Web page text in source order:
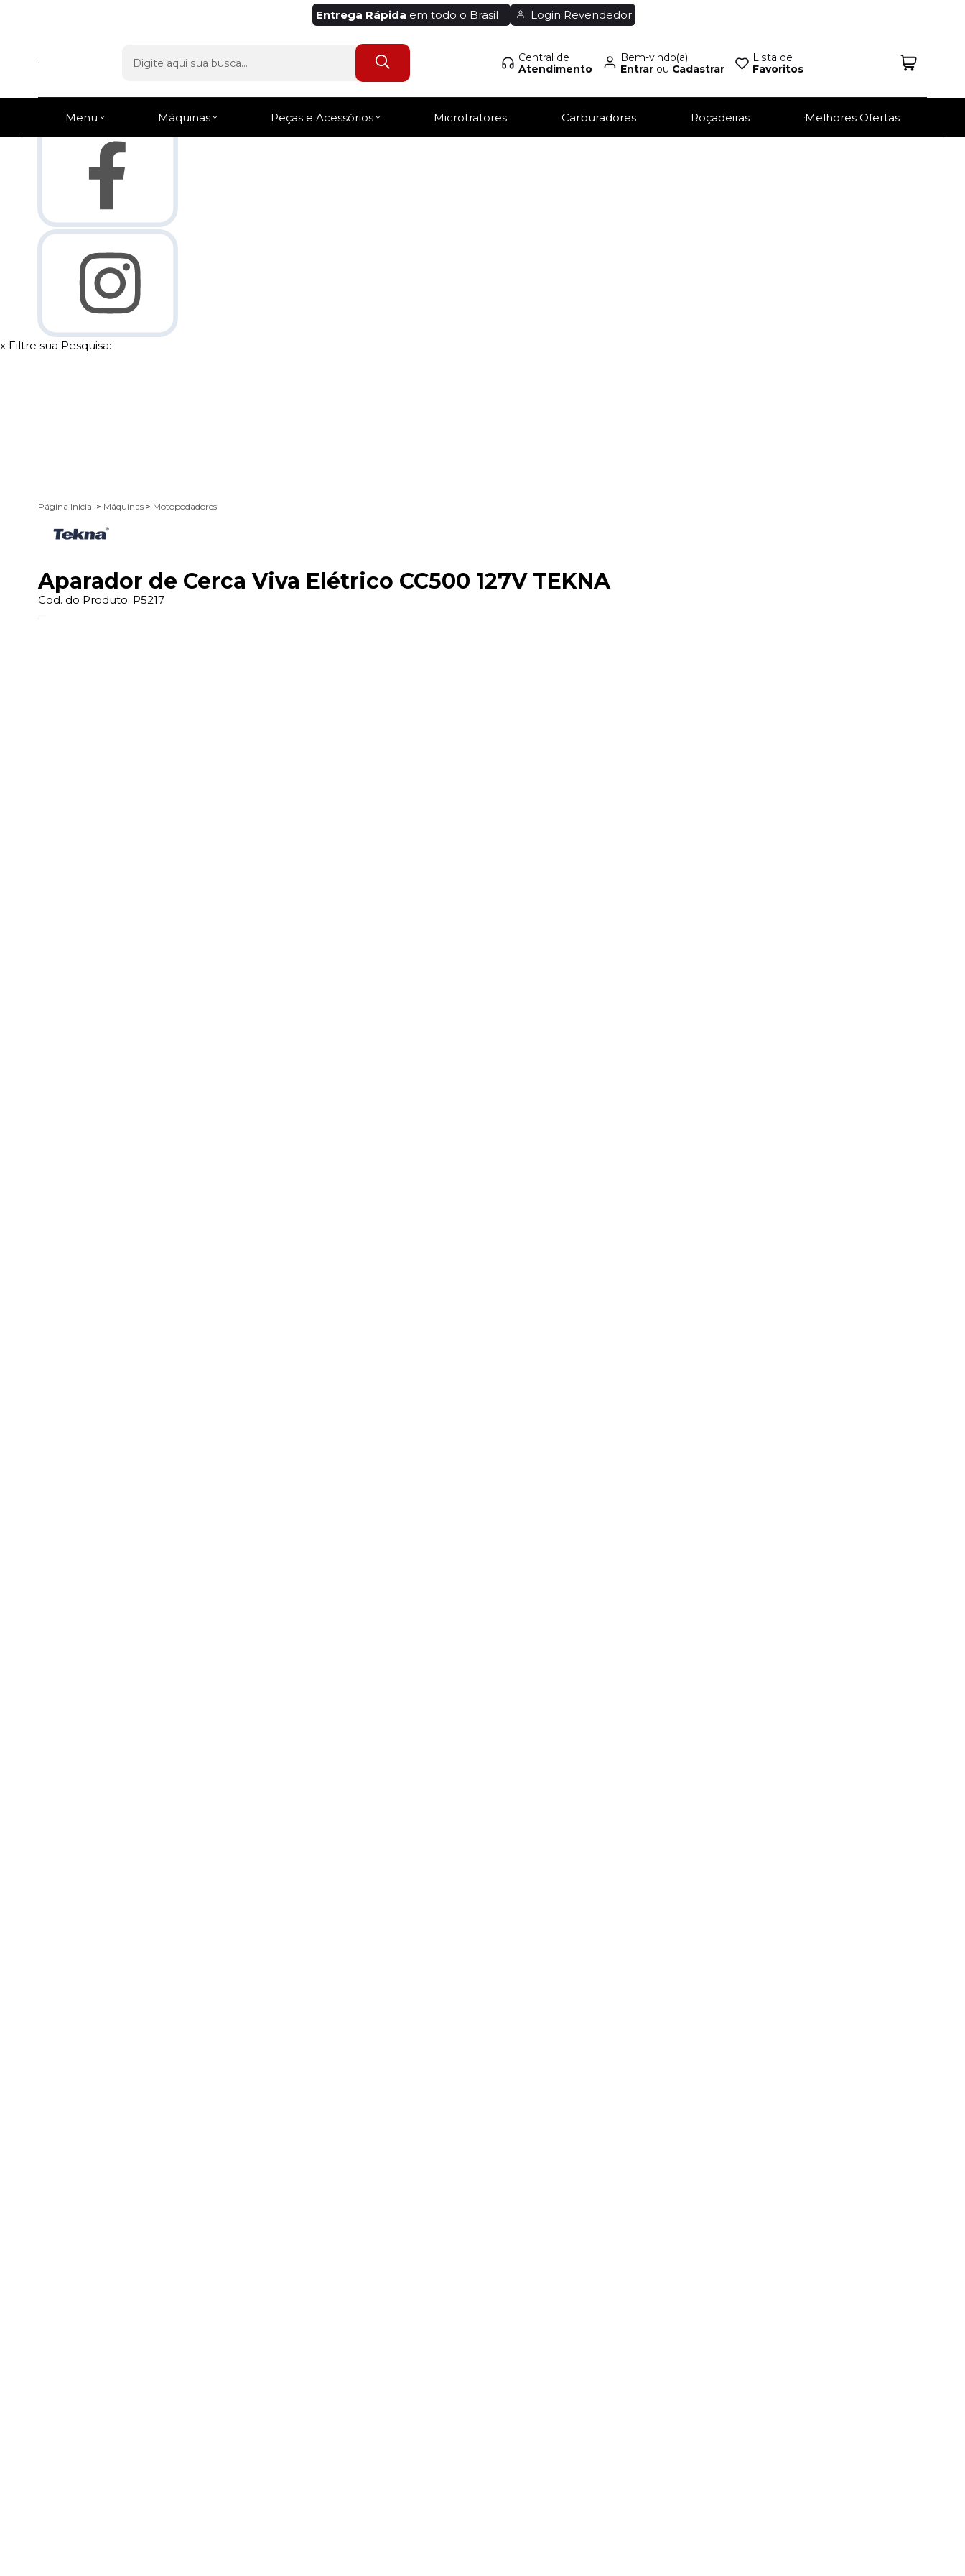
Fale Conosco
Favoritos
x Filtre sua Pesquisa:
Entrega Rápida em todo o Brasil Login Revendedor
Central de
Atendimento
Bem-vindo(a)
Entrarou Cadastrar
Lista de
Favoritos
Menu Máquinas Peças e Acessórios Microtratores Carburadores Roçadeiras Melhores Ofertas
Página Inicial > Máquinas > Motopodadores
Aparador de Cerca Viva Elétrico CC500 127V TEKNA
Cod. do Produto: P5217